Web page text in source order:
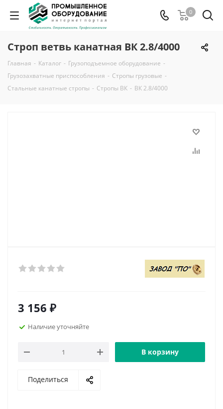
0
Строп ветвь канатная ВК 2.8/4000
Главная - Каталог - Грузоподъемное оборудование -
Грузозахватные приспособления - Стропы грузовые -
Стальные канатные стропы - Стропы ВК - ВК 2.8/4000
3 156 ₽
Наличие уточняйте
В корзину
Поделиться